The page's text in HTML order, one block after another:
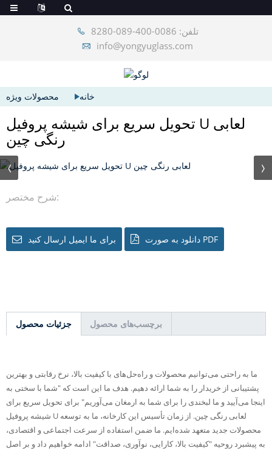
تلفن: 0086-400-089-8280
info@yongyuglass.com
خانه محصولات ویژه
تحویل سریع برای شیشه پروفیل U لعابی
رنگی چین
شرح مختصر:
برای ما ایمیل ارسال کنید دانلود به صورت PDF
جزئیات محصول برچسب‌های محصول
ما به راحتی می‌توانیم محصولات و راه‌حل‌های با کیفیت بالا، نرخ رقابتی و بهترین
پشتیبانی از خریدار را به شما ارائه دهیم. هدف ما این است که "شما با سختی به
اینجا می‌آیید و ما لبخندی را برای شما به ارمغان می‌آوریم" برای تحویل سریع برای
شیشه پروفیل U لعابی رنگی چین. از زمان تأسیس این کارخانه، ما به توسعه
محصولات جدید متعهد شده‌ایم. ما ضمن استفاده از سرعت اجتماعی و اقتصادی،
به پیشبرد روحیه "کیفیت بالا، کارایی، نوآوری، صداقت" ادامه خواهیم داد و بر اصل